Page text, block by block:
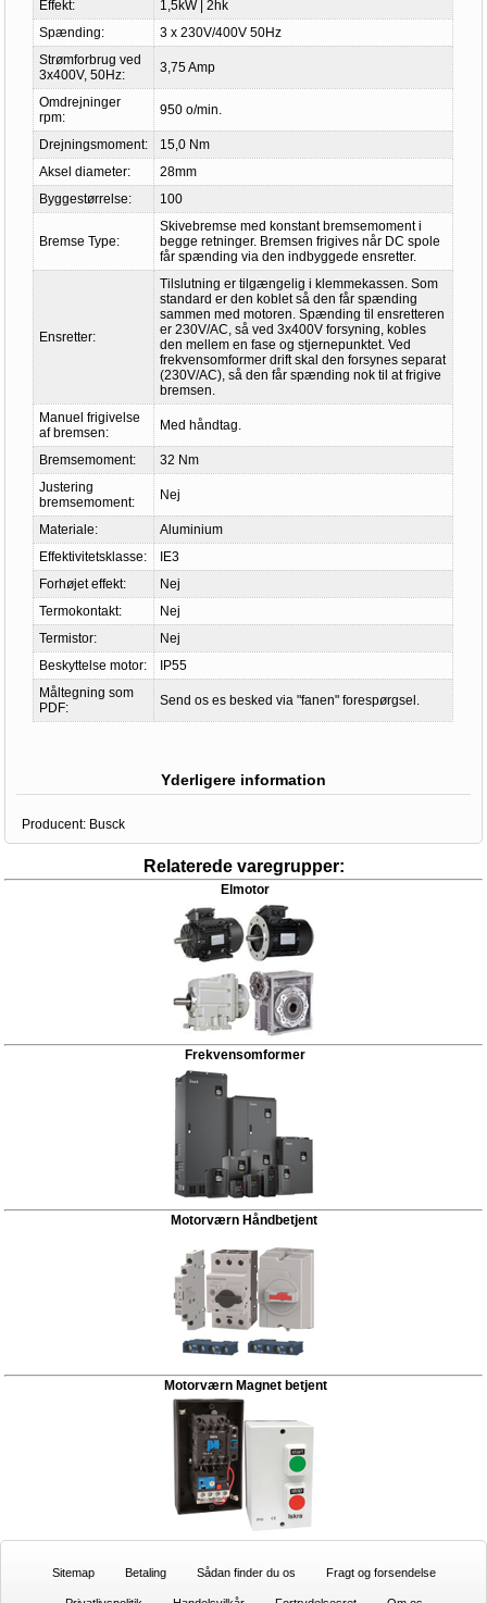
Effekt:
1,5kW | 2hk
Spænding:
3 x 230V/400V 50Hz
Strømforbrug ved
3x400V, 50Hz:
3,75 Amp
Omdrejninger
rpm:
950 o/min.
Drejningsmoment:
15,0 Nm
Aksel diameter:
28mm
Byggestørrelse:
100
Bremse Type:
Skivebremse med konstant bremsemoment i
begge retninger. Bremsen frigives når DC spole
får spænding via den indbyggede ensretter.
Ensretter:
Tilslutning er tilgængelig i klemmekassen. Som
standard er den koblet så den får spænding
sammen med motoren. Spænding til ensretteren
er 230V/AC, så ved 3x400V forsyning, kobles
den mellem en fase og stjernepunktet. Ved
frekvensomformer drift skal den forsynes separat
(230V/AC), så den får spænding nok til at frigive
bremsen.
Manuel frigivelse
af bremsen:
Med håndtag.
Bremsemoment:
32 Nm
Justering
bremsemoment:
Nej
Materiale:
Aluminium
Effektivitetsklasse:
IE3
Forhøjet effekt:
Nej
Termokontakt:
Nej
Termistor:
Nej
Beskyttelse motor:
IP55
Måltegning som
PDF:
Send os es besked via "fanen" forespørgsel.
Yderligere information
Producent: Busck
Relaterede varegrupper:
Elmotor
Frekvensomformer
Motorværn Håndbetjent
Motorværn Magnet betjent
Sitemap Betaling Sådan finder du os Fragt og forsendelse